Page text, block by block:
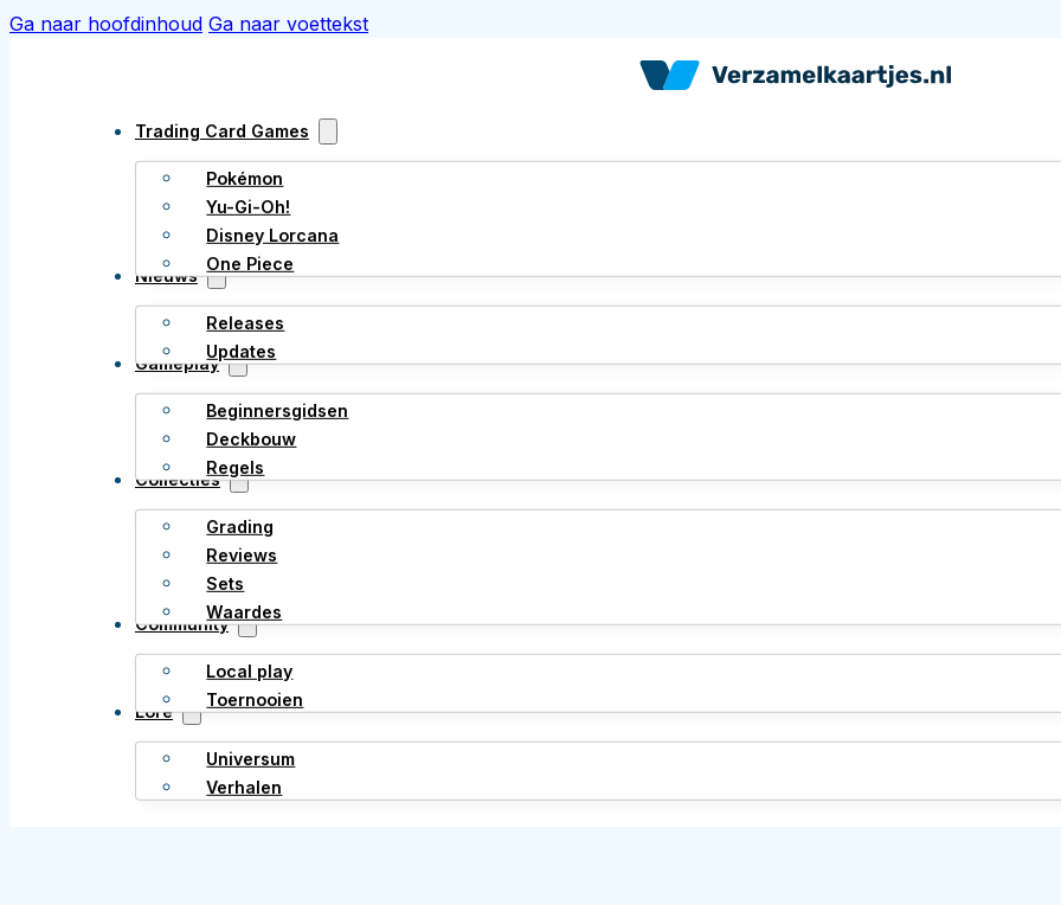
Ga naar hoofdinhoud Ga naar voettekst
Trading Card Games
Pokémon
Yu-Gi-Oh!
Disney Lorcana
One Piece
Nieuws
Releases
Updates
Gameplay
Beginnersgidsen
Deckbouw
Regels
Collecties
Grading
Reviews
Sets
Waardes
Community
Local play
Toernooien
Lore
Universum
Verhalen